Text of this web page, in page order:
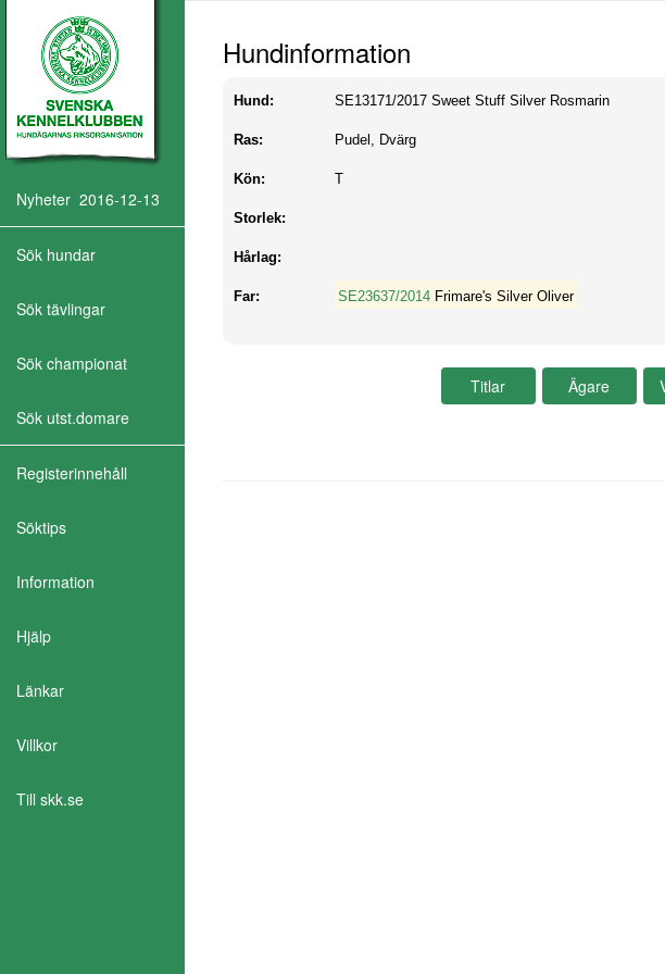
Nyheter 2016-12-13
Sök hundar
Sök tävlingar
Sök championat
Sök utst.domare
Registerinnehåll
Söktips
Information
Hjälp
Länkar
Villkor
Till skk.se
Hundinformation
Hund: SE13171/2017 Sweet Stuff Silver Rosmarin
Ras: Pudel, Dvärg
Kön: T
Storlek:
Hårlag:
Far: SE23637/2014 Frimare's Silver Oliver
Aktivera Talande Webb